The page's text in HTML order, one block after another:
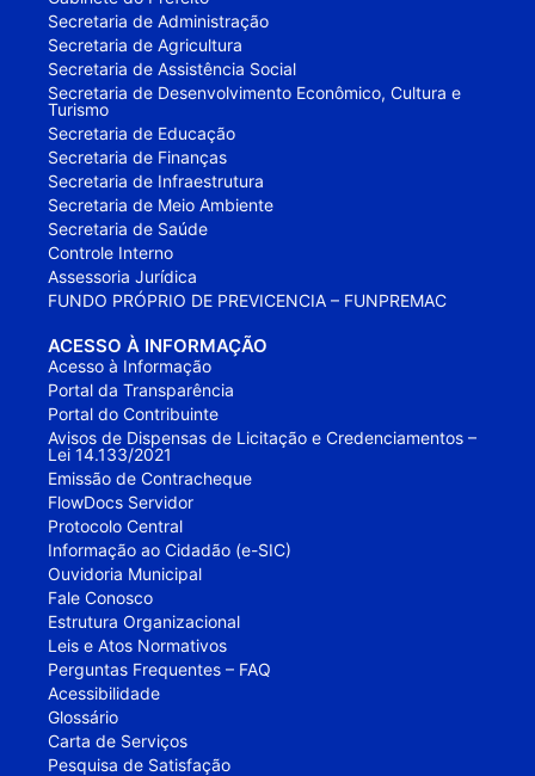
Secretaria de Administração
Secretaria de Agricultura
Secretaria de Assistência Social
Secretaria de Desenvolvimento Econômico, Cultura e
Turismo
Secretaria de Educação
Secretaria de Finanças
Secretaria de Infraestrutura
Secretaria de Meio Ambiente
Secretaria de Saúde
Controle Interno
Assessoria Jurídica
FUNDO PRÓPRIO DE PREVICENCIA – FUNPREMAC
ACESSO À INFORMAÇÃO
Acesso à Informação
Portal da Transparência
Portal do Contribuinte
Avisos de Dispensas de Licitação e Credenciamentos –
Lei 14.133/2021
Emissão de Contracheque
FlowDocs Servidor
Protocolo Central
Informação ao Cidadão (e-SIC)
Ouvidoria Municipal
Fale Conosco
Estrutura Organizacional
Leis e Atos Normativos
Perguntas Frequentes – FAQ
Acessibilidade
Glossário
Carta de Serviços
Pesquisa de Satisfação